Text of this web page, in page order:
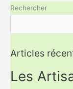
Rechercher
Articles
Les